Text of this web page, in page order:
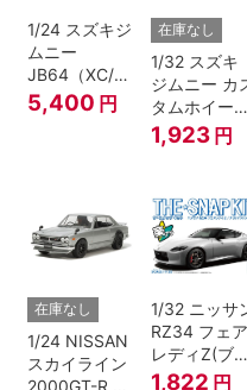
1/24 スズキジ
ムニー
JB64（XC/シ
フォンアイボ
リーメタリッ
5,400 円
在庫なし
1/32 スズキ
ジムニー カ
タムホイール
(ジャングルグ
リーン)
1,923 円
在庫なし
1/24 NISSAN
スカイライン
1/32 ニッサ
RZ34 フェア
レディZ(ブリ
リアントシル
1,822 円